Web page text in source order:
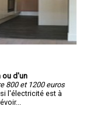
ou d'un
800 et 1200 euros
l'électricité est à